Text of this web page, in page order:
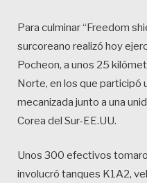
Para culminar “Freedom
surcoreano realizó hoy
Pocheon, a unos 25
Norte, en los que participó
mecanizada junto a una
Corea del Sur-EE.UU.
Unos 300 efectivos
involucró tanques K1A2,